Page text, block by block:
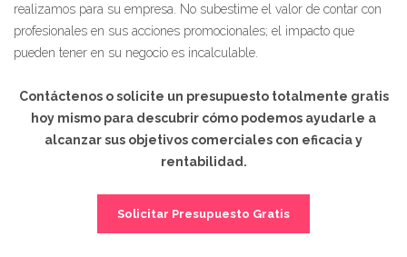
realizamos para su empresa. No subestime el valor de contar con
profesionales en sus acciones promocionales; el impacto que
pueden tener en su negocio es incalculable.
Contáctenos o solicite un presupuesto totalmente gratis
hoy mismo para descubrir cómo podemos ayudarle a
alcanzar sus objetivos comerciales con eficacia y
rentabilidad.
Solicitar Presupuesto Gratis